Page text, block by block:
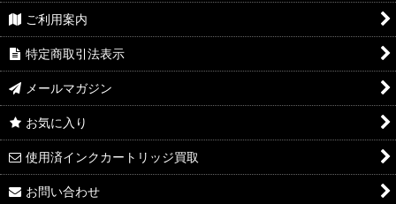
ご利用案内
特定商取引法表示
メールマガジン
お気に入り
使用済インクカートリッジ買取
お問い合わせ